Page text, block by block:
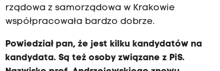
rządowa z samorządowa w Krakowie
współpracowała bardzo dobrze.
Powiedział pan, że jest kilku kandydatów na
kandydata. Są też osoby związane z PiS.